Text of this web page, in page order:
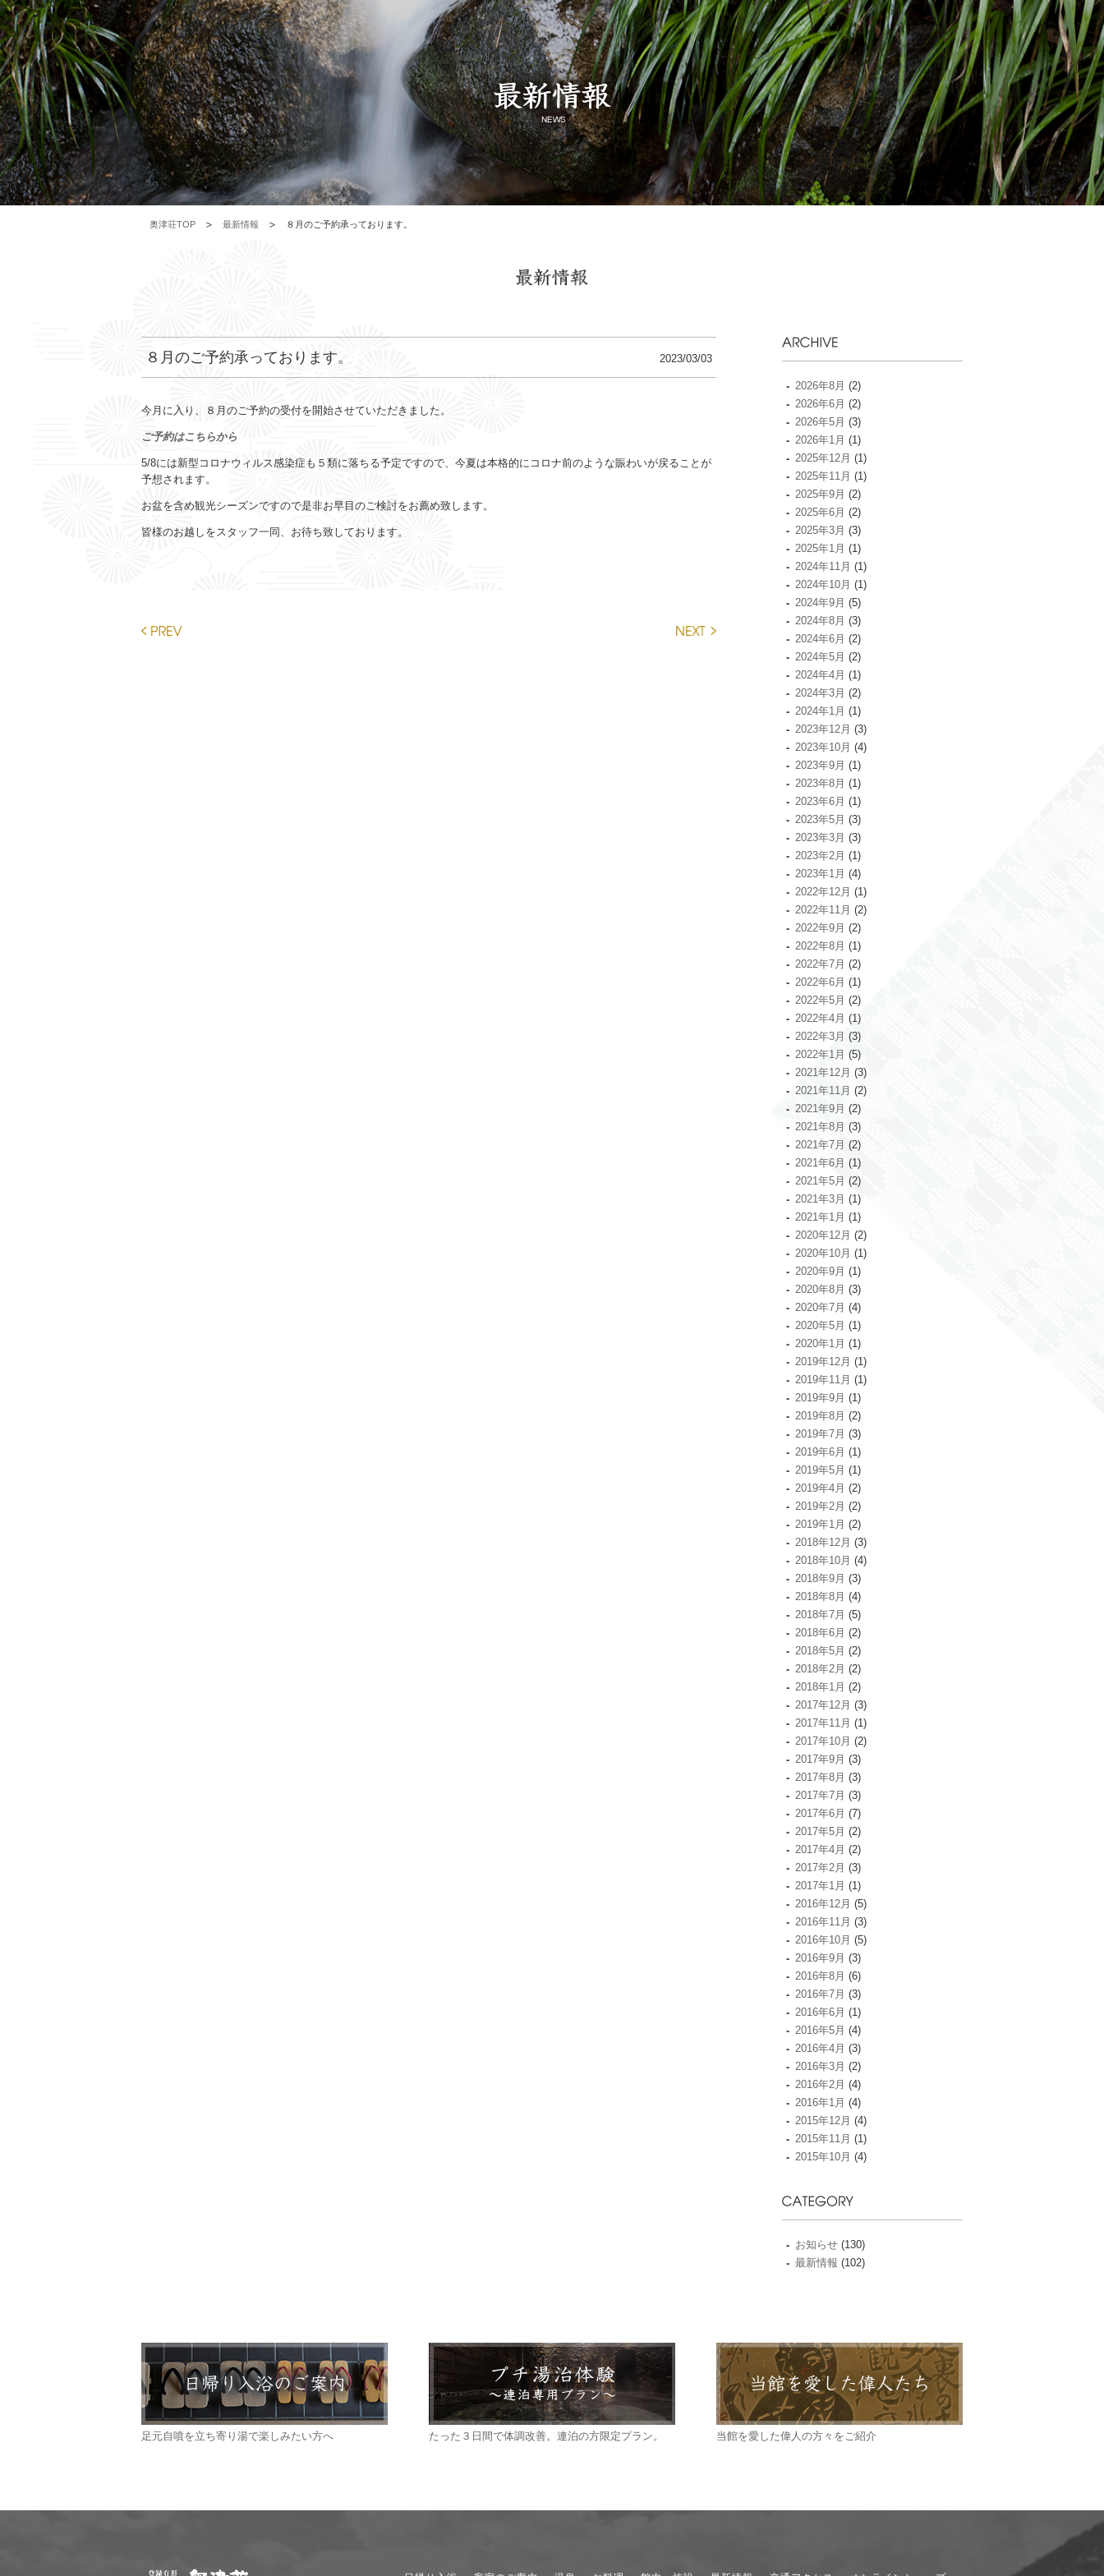
奥津荘TOP 最新情報 ８月のご予約承っております。
８月のご予約承っております。 2023/03/03
今月に入り、８月のご予約の受付を開始させていただきました。
ご予約はこちらから
5/8には新型コロナウィルス感染症も５類に落ちる予定ですので、今夏は本格的にコロナ前のような賑わいが戻ることが
予想されます。
お盆を含め観光シーズンですので是非お早目のご検討をお薦め致します。
皆様のお越しをスタッフ一同、お待ち致しております。
2026年8月 (2)
2026年6月 (2)
2026年5月 (3)
2026年1月 (1)
2025年12月 (1)
2025年11月 (1)
2025年9月 (2)
2025年6月 (2)
2025年3月 (3)
2025年1月 (1)
2024年11月 (1)
2024年10月 (1)
2024年9月 (5)
2024年8月 (3)
2024年6月 (2)
2024年5月 (2)
2024年4月 (1)
2024年3月 (2)
2024年1月 (1)
2023年12月 (3)
2023年10月 (4)
2023年9月 (1)
2023年8月 (1)
2023年6月 (1)
2023年5月 (3)
2023年3月 (3)
2023年2月 (1)
2023年1月 (4)
2022年12月 (1)
2022年11月 (2)
2022年9月 (2)
2022年8月 (1)
2022年7月 (2)
2022年6月 (1)
2022年5月 (2)
2022年4月 (1)
2022年3月 (3)
2022年1月 (5)
2021年12月 (3)
2021年11月 (2)
2021年9月 (2)
2021年8月 (3)
2021年7月 (2)
2021年6月 (1)
2021年5月 (2)
2021年3月 (1)
2021年1月 (1)
2020年12月 (2)
2020年10月 (1)
2020年9月 (1)
2020年8月 (3)
2020年7月 (4)
2020年5月 (1)
2020年1月 (1)
2019年12月 (1)
2019年11月 (1)
2019年9月 (1)
2019年8月 (2)
2019年7月 (3)
2019年6月 (1)
2019年5月 (1)
2019年4月 (2)
2019年2月 (2)
2019年1月 (2)
2018年12月 (3)
2018年10月 (4)
2018年9月 (3)
2018年8月 (4)
2018年7月 (5)
2018年6月 (2)
2018年5月 (2)
2018年2月 (2)
2018年1月 (2)
2017年12月 (3)
2017年11月 (1)
2017年10月 (2)
2017年9月 (3)
2017年8月 (3)
2017年7月 (3)
2017年6月 (7)
2017年5月 (2)
2017年4月 (2)
2017年2月 (3)
2017年1月 (1)
2016年12月 (5)
2016年11月 (3)
2016年10月 (5)
2016年9月 (3)
2016年8月 (6)
2016年7月 (3)
2016年6月 (1)
2016年5月 (4)
2016年4月 (3)
2016年3月 (2)
2016年2月 (4)
2016年1月 (4)
2015年12月 (4)
2015年11月 (1)
2015年10月 (4)
お知らせ (130)
最新情報 (102)
足元自噴を立ち寄り湯で楽しみたい方へ たった３日間で体調改善。連泊の方限定プラン。 当館を愛した偉人の方々をご紹介